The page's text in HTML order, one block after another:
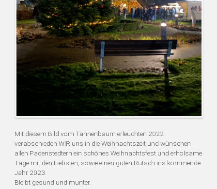
Mit diesem Bild vom Tannenbaum erleuchten 2022
verabschieden WIR uns in die Weihnachtszeit und wünschen
allen Padenstedtern ein schönes Weihnachtsfest und erholsame
Tage mit den Liebsten, sowie einen guten Rutsch ins kommende
Jahr 2023.
Bleibt gesund und munter.